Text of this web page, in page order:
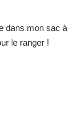
dans mon sac à
le ranger !